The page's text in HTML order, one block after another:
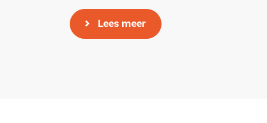
Entree/hal met toegang tot de twee ruime
badkamer, separate toiletruimte, CV-ruimte en
Lees meer